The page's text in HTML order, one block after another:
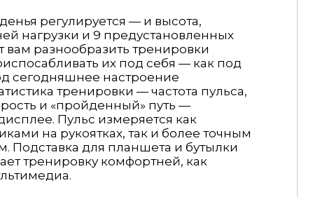
регулируется — и высота,
нагрузки и 9 предустановленных
вам разнообразить тренировки
их под себя — как под
сегодняшнее настроение
тренировки — частота пульса,
и «пройденный» путь —
Пульс измеряется как
на рукоятках, так и более точным
Подставка для планшета и бутылки
тренировку комфортней, как